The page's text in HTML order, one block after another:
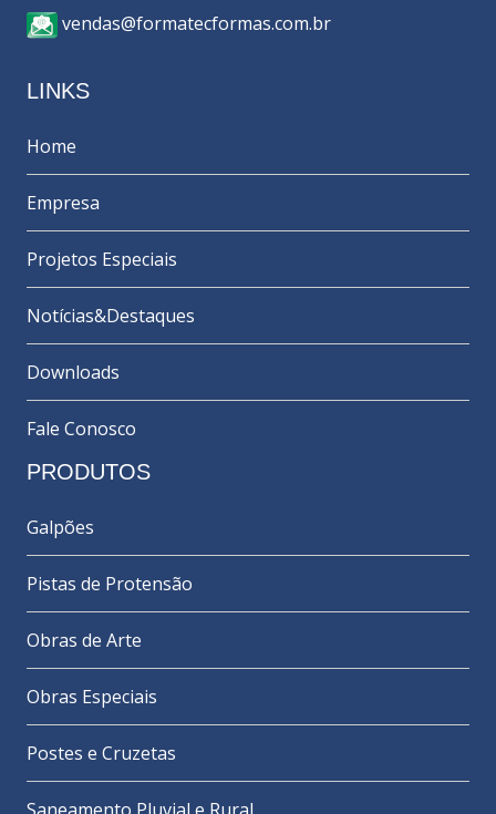
vendas@formatecformas.com.br
LINKS
Home
Empresa
Projetos Especiais
Notícias&Destaques
Downloads
Fale Conosco
PRODUTOS
Galpões
Pistas de Protensão
Obras de Arte
Obras Especiais
Postes e Cruzetas